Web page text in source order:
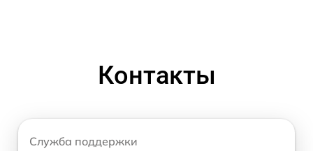
Контакты
Служба поддержки